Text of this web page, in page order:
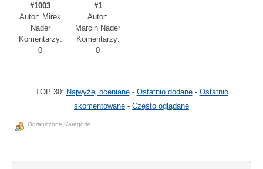
#1003
Autor: Mirek
Nader
Komentarzy:
0
#1
Autor:
Marcin Nader
Komentarzy:
0
TOP 30: Najwyżej oceniane- Ostatnio dodane- Ostatnio
skomentowane - Często oglądane
Ograniczone Kategorie